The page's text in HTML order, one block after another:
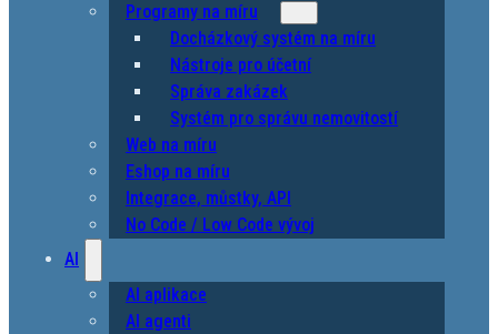
Programy na míru
Docházkový systém na míru
Nástroje pro účetní
Správa zakázek
Systém pro správu nemovitostí
Web na míru
Eshop na míru
Integrace, můstky, API
No Code / Low Code vývoj
AI
AI aplikace
AI agenti